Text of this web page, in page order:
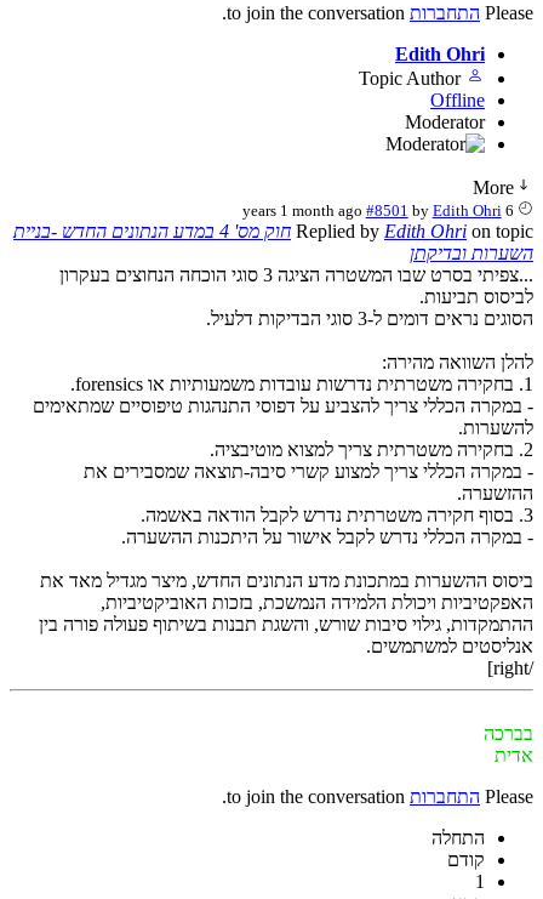
Please התחברות
Edith Ohri
Topic Author
Offline
Moderator
More
6 years 1 month ago
#8501 by Edith Ohri
Replied by Edith Ohri on topic
חוק מס' 4 במדע הנתונים החדש -בניית
השערות ובדיקתן
...צפיתי בסרט שבו המשטרה הציגה 3 סוגי הוכחה הנחוצים בעקרון
לביסוס תביעות.
הסוגים נראים דומים ל-3 סוגי הבדיקות דלעיל.
להלן השוואה מהירה:
1. בחקירה משטרתית נדרשות עובדות משמעותיות או forensics.
- במקרה הכללי צריך להצביע על דפוסי התנהגות טיפוסיים שמתאימים
להשערות.
2. בחקירה משטרתית צריך למצוא מוטיבציה.
- במקרה הכללי צריך למצוע קשרי סיבה-תוצאה שמסבירים את
ההזשערה.
3. בסוף חקירה משטרתית נדרש לקבל הודאה באשמה.
- במקרה הכללי נדרש לקבל אישור על היתכנות ההשערה.
ביסוס ההשערות במתכונת מדע הנתונים החדש, מיצר מגדיל מאד את
האפקטיביות ויכולת הלמידה הנמשכת, בזכות האוביקטיביות,
ההתמקדות, גילוי סיבות שורש, והשגת תבנות בשיתוף פעולה פורה בין
אנליסטים למשתמשים.
/right]
בברכה
אדית
Please התחברות
התחלה
קודם
1